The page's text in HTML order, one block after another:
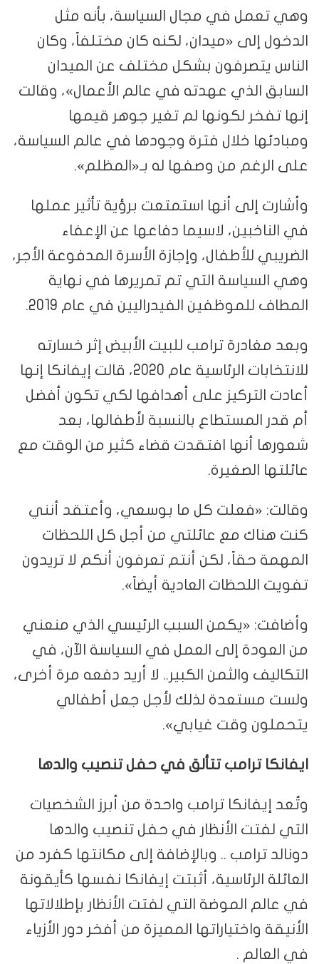
وهي تعمل في مجال السياسة، بأنه مثل
الدخول إلى «ميدان، لكنه كان مختلفاً، وكان
الناس يتصرفون بشكل مختلف عن الميدان
السابق الذي عهدته في عالم الأعمال»، وقالت
إنها تفخر لكونها لم تغير جوهر قيمها
ومبادئها خلال فترة وجودها في عالم السياسة،
على الرغم من وصفها له بـ«المظلم».
وأشارت إلى أنها استمتعت برؤية تأثير عملها
في الناخبين، لاسيما دفاعها عن الإعفاء
الضريبي للأطفال، وإجازة الأسرة المدفوعة الأجر،
وهي السياسة التي تم تمريرها في نهاية
المطاف للموظفين الفيدراليين في عام 2019.
وبعد مغادرة ترامب للبيت الأبيض إثر خسارته
للانتخابات الرئاسية عام 2020، قالت إيفانكا إنها
أعادت التركيز على أهدافها لكي تكون أفضل
أم قدر المستطاع بالنسبة لأطفالها، بعد
شعورها أنها افتقدت قضاء كثير من الوقت مع
عائلتها الصغيرة.
وقالت: «فعلت كل ما بوسعي، وأعتقد أنني
كنت هناك مع عائلتي من أجل كل اللحظات
المهمة حقاً، لكن أنتم تعرفون أنكم لا تريدون
تفويت اللحظات العادية أيضاً».
وأضافت: «يكمن السبب الرئيسي الذي منعني
من العودة إلى العمل في السياسة الآن، في
التكاليف والثمن الكبير.. لا أريد دفعه مرة أخرى،
ولست مستعدة لذلك لأجل جعل أطفالي
يتحملون وقت غيابي».
ايفانكا ترامب تتألق في حفل تنصيب والدها
وتُعد إيفانكا ترامب واحدة من أبرز الشخصيات
التي لفتت الأنظار في حفل تنصيب والدها
دونالد ترامب .. وبالإضافة إلى مكانتها كفرد من
العائلة الرئاسية، أثبتت إيفانكا نفسها كأيقونة
في عالم الموضة التي لفتت الأنظار بإطلالاتها
الأنيقة واختياراتها المميزة من أفخر دور الأزياء
في العالم .